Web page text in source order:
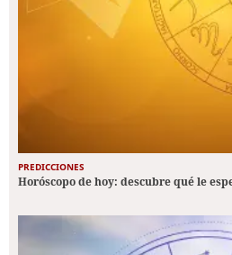
PREDICCIONES
Horóscopo de hoy: descubre qué le